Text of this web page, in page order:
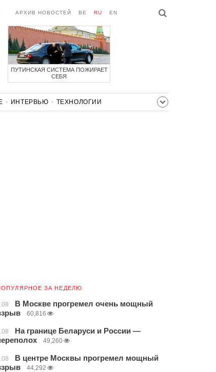
АРХИВ НОВОСТЕЙ BE RU EN
ПУТИНСКАЯ СИСТЕМА ПОЖИРАЕТ
СЕБЯ
ИНТЕРВЬЮ
ТЕХНОЛОГИИ
ЗА НЕДЕЛЮ
В Москве прогремел очень мощный
60,816
На границе Беларуси и России —
49,260
В центре Москвы прогремел мощный
44,292